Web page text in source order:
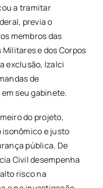
a tramitar
previa o
membros das
Militares e dos Corpos
exclusão, Izalci
de
seu gabinete.
do projeto,
e justo
pública. De
Civil desempenha
risco na